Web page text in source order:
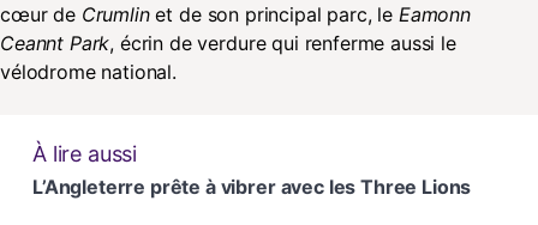
cœur de Crumlinet de son principal parc, le Eamonn
Ceannt Park, écrin de verdure qui renferme aussi le
vélodrome national.
À lire aussi
L’Angleterre prête à vibrer avec les Three Lions